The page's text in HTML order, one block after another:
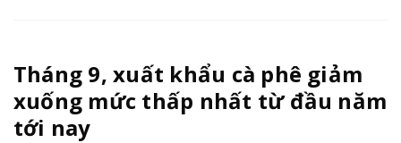
Tháng 9, xuất khẩu cà phê giảm
xuống mức thấp nhất từ đầu năm
tới nay